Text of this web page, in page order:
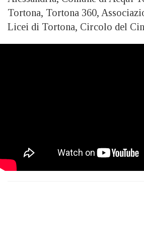
Tortona, Tortona 360,
Licei di Tortona, Circolo del